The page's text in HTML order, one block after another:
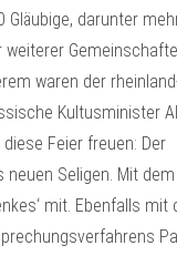
darunter
waren der
Kultusminister
Feier freuen: Der
neuen Seligen. Mit dem
mit. Ebenfalls mit